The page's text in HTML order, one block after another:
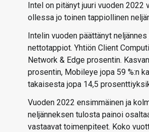
Intel on pitänyt juuri vuoden
ollessa jo toinen tappiollinen
Intelin vuoden päättänyt
nettotappiot. Yhtiön Client
Network & Edge prosentin.
prosentin, Mobileye jopa 59 %:n
takaisesta jopa 14,5
Vuoden 2022 ensimmäinen ja
neljänneksen tulosta painoi
vastaavat toimenpiteet. Koko